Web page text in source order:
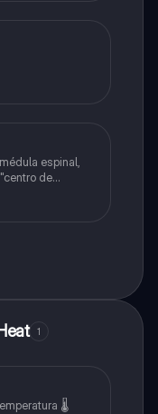
espinal,
de
sistema
del cuerpo.
1
🌡️